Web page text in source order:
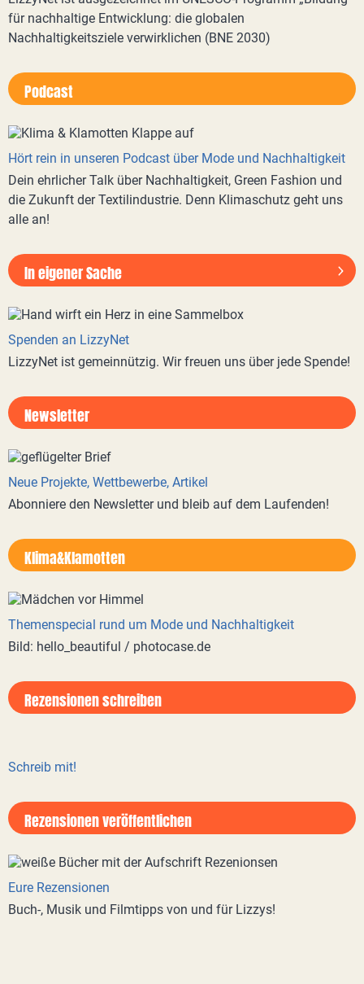
für nachhaltige Entwicklung: die globalen
Nachhaltigkeitsziele verwirklichen (BNE 2030)
Podcast
Hört rein in unseren Podcast über Mode und Nachhaltigkeit
Dein ehrlicher Talk über Nachhaltigkeit, Green Fashion und
die Zukunft der Textilindustrie. Denn Klimaschutz geht uns
alle an!
In eigener Sache
Spenden an LizzyNet
LizzyNet ist gemeinnützig. Wir freuen uns über jede Spende!
Newsletter
Neue Projekte, Wettbewerbe, Artikel
Abonniere den Newsletter und bleib auf dem Laufenden!
Klima&Klamotten
Themenspecial rund um Mode und Nachhaltigkeit
Bild: hello_beautiful / photocase.de
Rezensionen schreiben
Schreib mit!
Rezensionen veröffentlichen
Eure Rezensionen
Buch-, Musik und Filmtipps von und für Lizzys!